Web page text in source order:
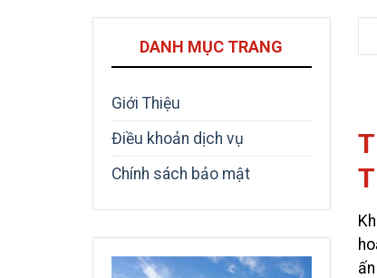
DANH MỤC TRANG
Giới Thiệu
Điều khoản dịch vụ
Chính sách bảo mật